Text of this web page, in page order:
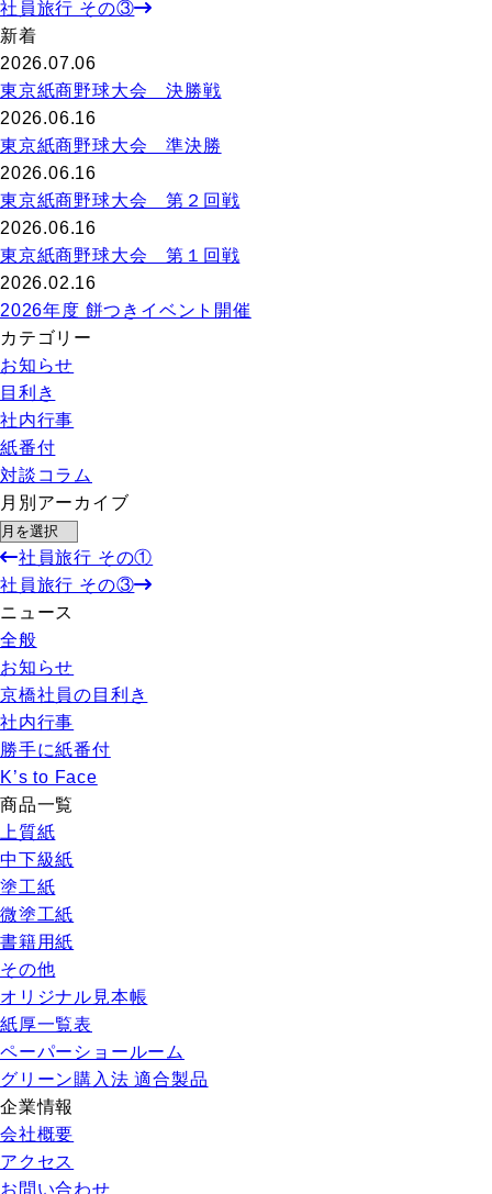
社員旅行 その③
新着
2026.07.06
東京紙商野球大会 決勝戦
2026.06.16
東京紙商野球大会 準決勝
2026.06.16
東京紙商野球大会 第２回戦
2026.06.16
東京紙商野球大会 第１回戦
2026.02.16
2026年度 餅つきイベント開催
カテゴリー
お知らせ
目利き
社内行事
紙番付
対談コラム
月別アーカイブ
社員旅行 その①
社員旅行 その③
ニュース
全般
お知らせ
京橋社員の目利き
社内行事
勝手に紙番付
K’s to Face
商品一覧
上質紙
中下級紙
塗工紙
微塗工紙
書籍用紙
その他
オリジナル見本帳
紙厚一覧表
ペーパーショールーム
グリーン購入法 適合製品
企業情報
会社概要
アクセス
お問い合わせ